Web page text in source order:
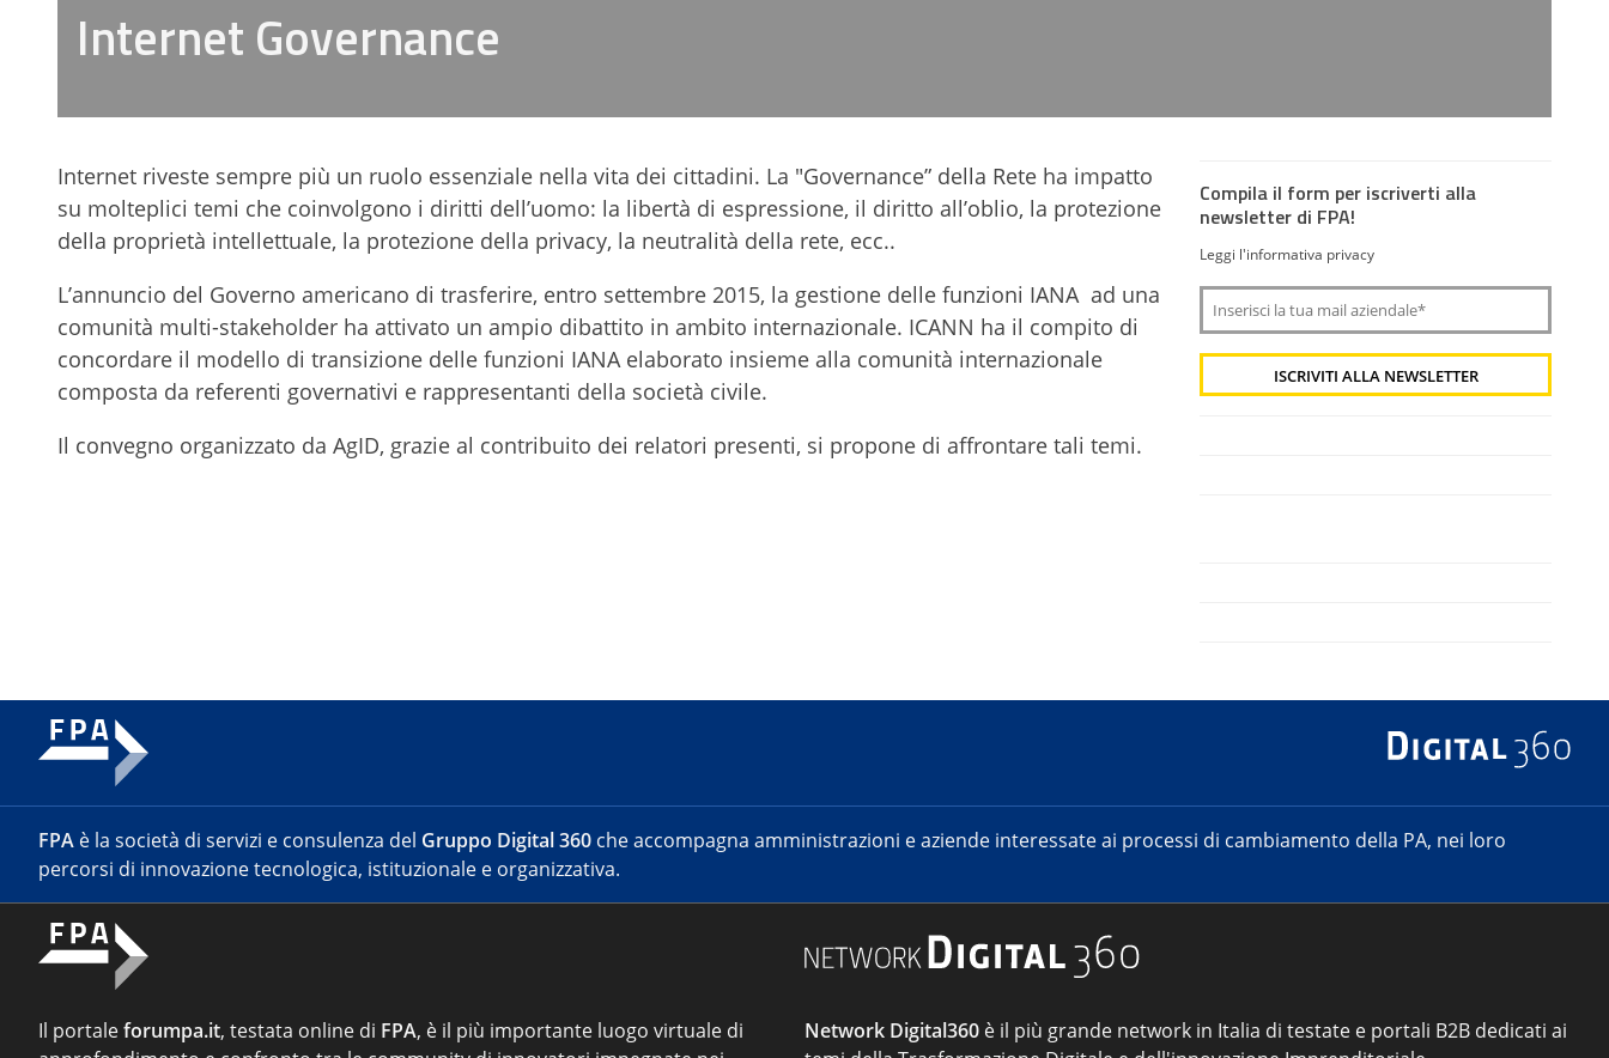
Internet Governance
Internet riveste sempre più un ruolo essenziale nella vita dei cittadini. La "Governance” della Rete ha impatto
su molteplici temi che coinvolgono i diritti dell’uomo: la libertà di espressione, il diritto all’oblio, la protezione
della proprietà intellettuale, la protezione della privacy, la neutralità della rete, ecc..
L’annuncio del Governo americano di trasferire, entro settembre 2015, la gestione delle funzioni IANA ad una
comunità multi-stakeholder ha attivato un ampio dibattito in ambito internazionale. ICANN ha il compito di
concordare il modello di transizione delle funzioni IANA elaborato insieme alla comunità internazionale
composta da referenti governativi e rappresentanti della società civile.
Il convegno organizzato da AgID, grazie al contribuito dei relatori presenti, si propone di affrontare tali temi.
Compila il form per iscriverti alla
newsletter di FPA!
Leggi l'informativa privacy
FPA è la società di servizi e consulenza del Gruppo Digital 360 che accompagna amministrazioni e aziende interessate ai processi di cambiamento della PA, nei loro
percorsi di innovazione tecnologica, istituzionale e organizzativa.
Il portaleforumpa.it, testata online di FPA, è il più importante luogo virtuale di
Network Digital360 è il più grande network in Italia di testate e portali B2B dedicati ai